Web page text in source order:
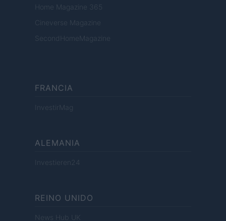
Home Magazine 365
Cineverse Magazine
SecondHomeMagazine
FRANCIA
InvestirMag
ALEMANIA
Investieren24
REINO UNIDO
News Hub UK